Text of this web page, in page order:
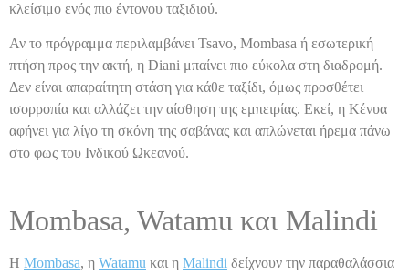
κλείσιμο ενός πιο έντονου ταξιδιού.
Αν το πρόγραμμα περιλαμβάνει Tsavo, Mombasa ή εσωτερική
πτήση προς την ακτή, η Diani μπαίνει πιο εύκολα στη διαδρομή.
Δεν είναι απαραίτητη στάση για κάθε ταξίδι, όμως προσθέτει
ισορροπία και αλλάζει την αίσθηση της εμπειρίας. Εκεί, η Κένυα
αφήνει για λίγο τη σκόνη της σαβάνας και απλώνεται ήρεμα πάνω
στο φως του Ινδικού Ωκεανού.
Mombasa, Watamu και Malindi
Η Mombasa, η Watamu και η Malindi δείχνουν την παραθαλάσσια